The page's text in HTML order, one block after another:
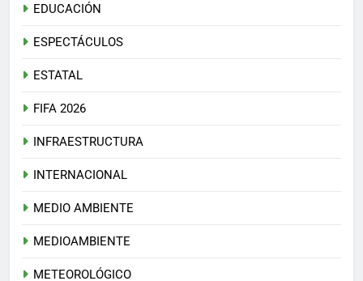
EDUCACIÓN
ESPECTÁCULOS
ESTATAL
FIFA 2026
INFRAESTRUCTURA
INTERNACIONAL
MEDIO AMBIENTE
MEDIOAMBIENTE
METEOROLÓGICO